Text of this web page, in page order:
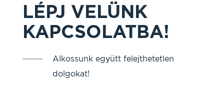
LÉPJ VELÜNK
KAPCSOLATBA!
Alkossunk együtt felejthetetlen
dolgokat!